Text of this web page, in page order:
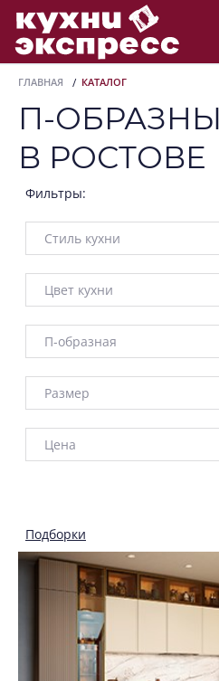
ГЛАВНАЯ КАТАЛОГ
П-
В РОСТОВЕ
Фильтры:
Стиль кухни
Цвет кухни
П-образная
Размер
Цена
Подборки